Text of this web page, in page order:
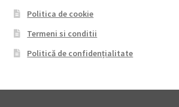
Politica de cookie
Termeni si conditii
Politică de confidențialitate